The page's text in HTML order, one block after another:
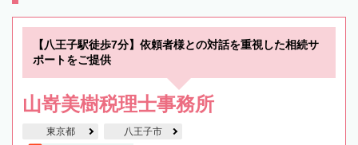
【八王子駅徒歩7分】依頼者様との対話を重視した相続サ
ポートをご提供
山嵜美樹税理士事務所
東京都 八王子市